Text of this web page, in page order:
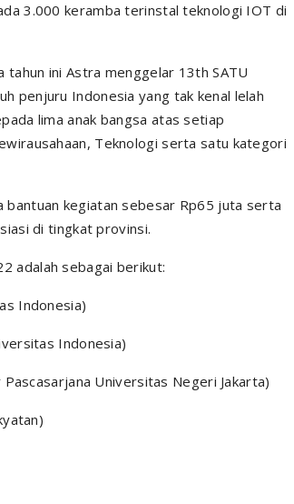
3.000 keramba terinstal teknologi IOT di
ini Astra menggelar 13th SATU
penjuru Indonesia yang tak kenal lelah
lima anak bangsa atas setiap
Teknologi serta satu kategori
bantuan kegiatan sebesar Rp65 juta serta
di tingkat provinsi.
adalah sebagai berikut:
Indonesia)
Indonesia)
Universitas Negeri Jakarta)